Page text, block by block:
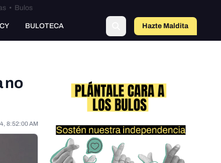
• Bulos
BULOTECA Hazte Maldito
no
8:52:00 AM